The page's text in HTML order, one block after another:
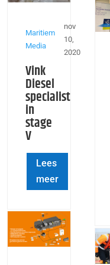
Maritiem
Media
nov
10,
2020
Vink
Diesel
specialist
in
stage
V
Lees
meer